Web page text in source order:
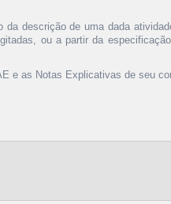
da descrição de uma dada
ou a partir da
e as Notas Explicativas de seu